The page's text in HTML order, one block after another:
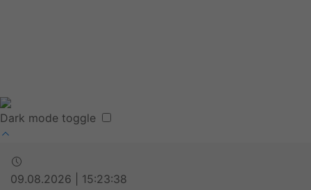
Dark mode toggle
09.08.2026 | 15:23:39